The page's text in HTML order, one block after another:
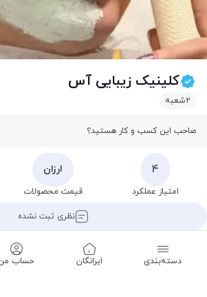
کلینیک زیبایی آس
۲شعبه
صاحب این کسب و کار هستید؟
۴
امتیاز عملکرد
ارزان
قیمت محصولات
نظری ثبت نشده
تا
دسته‌بندی ‌ایرانگان حساب